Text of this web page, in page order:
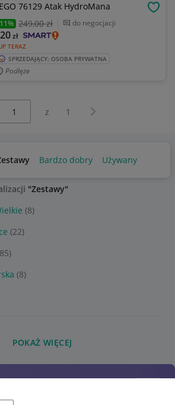
76129 Atak HydroMana
249,00 zł do negocjacji
TERAZ
zł
SPRZEDAJĄCY: OSOBA PRYWATNA
Podłęże
z 1 Następna strona
Bardzo dobry Używany
"Zestawy"
(8)
(22)
(8)
POKAŻ WIĘCEJ